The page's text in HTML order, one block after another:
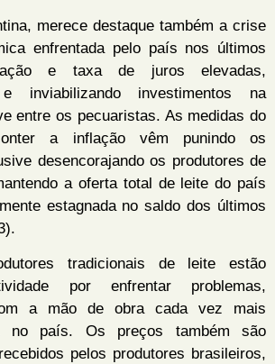
merece destaque também a crise
enfrentada pelo país nos últimos
e taxa de juros elevadas,
e inviabilizando investimentos na
entre os pecuaristas. As medidas do
a inflação vêm punindo os
desencorajando os produtores de
a oferta total de leite do país
estagnada no saldo dos últimos
tradicionais de leite estão
por enfrentar problemas,
a mão de obra cada vez mais
no país. Os preços também são
pelos produtores brasileiros,